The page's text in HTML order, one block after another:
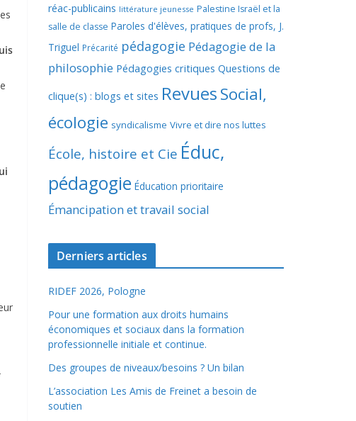
réac-publicains littérature jeunesse Palestine Israël et la
salle de classe Paroles d'élèves, pratiques de profs, J.
Triguel Précarité pédagogie Pédagogie de la
philosophie Pédagogies critiques Questions de
clique(s) : blogs et sites RevuesSocial,
écologie syndicalisme Vivre et dire nos luttes
École, histoire et Cie Éduc,
pédagogie Éducation prioritaire
Émancipation et travail social
Derniers articles
RIDEF 2026, Pologne
Pour une formation aux droits humains
économiques et sociaux dans la formation
professionnelle initiale et continue.
Des groupes de niveaux/besoins ? Un bilan
L’association Les Amis de Freinet a besoin de
soutien